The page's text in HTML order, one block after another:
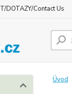
DOTAZY/Contact Us
Úvod